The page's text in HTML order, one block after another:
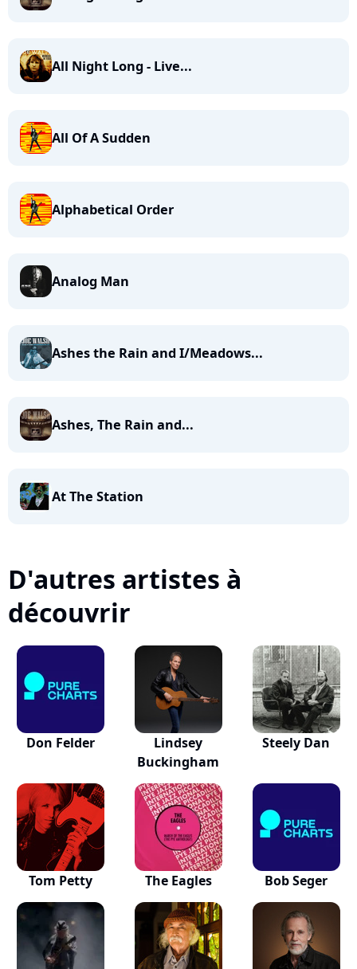
All Night Long - Live...
All Of A Sudden
Alphabetical Order
Analog Man
Ashes the Rain and I/Meadows...
Ashes, The Rain and...
At The Station
D'autres artistes à
découvrir
Don Felder
Lindsey
Buckingham
Steely Dan
Tom Petty The Eagles Bob Seger